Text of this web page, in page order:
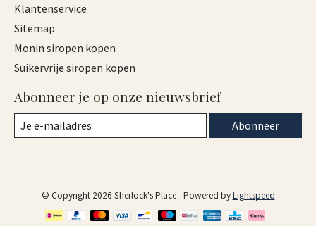
Klantenservice
Sitemap
Monin siropen kopen
Suikervrije siropen kopen
Abonneer je op onze nieuwsbrief
Abonneer
© Copyright 2026 Sherlock's Place - Powered byLightspeed